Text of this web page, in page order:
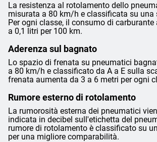
La resistenza al rotolamento dello
misurata a 80 km/h e classificata su una
Per ogni classe, il consumo di carburante
a 0,1 litri per 100 km.
Aderenza sul bagnato
Lo spazio di frenata su pneumatici
a 80 km/h e classificato da A a E sulla
frenata aumenta da 3 a 6 metri per ogni
Rumore esterno di rotolamento
La rumorosità esterna dei pneumatici
indicata in decibel sull'etichetta del
rumore di rotolamento è classificato su
per una migliore comparabilità.